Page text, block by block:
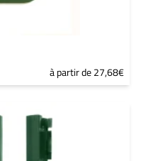
à partir de 27,68€